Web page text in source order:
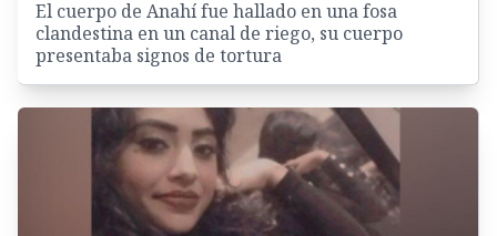
El cuerpo de Anahí fue hallado en una fosa
clandestina en un canal de riego, su cuerpo
presentaba signos de tortura